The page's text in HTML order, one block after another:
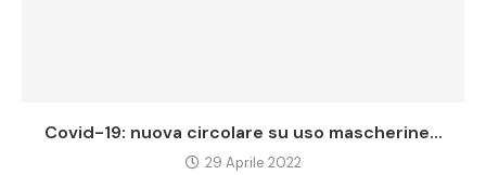
Covid-19: nuova circolare su uso mascherine...
29 Aprile 2022